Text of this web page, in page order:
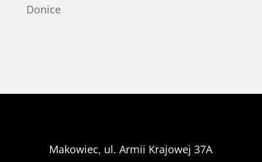
Donice
Makowiec, ul. Armii Krajowej 37A